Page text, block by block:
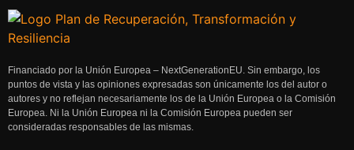
Financiado por la Unión Europea – NextGenerationEU. Sin embargo, los
puntos de vista y las opiniones expresadas son únicamente los del autor o
autores y no reflejan necesariamente los de la Unión Europea o la Comisión
Europea. Ni la Unión Europea ni la Comisión Europea pueden ser
consideradas responsables de las mismas.